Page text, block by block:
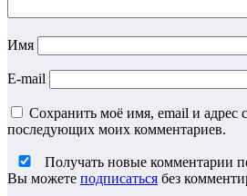
Имя
E-mail
Сохранить моё имя, email и адрес
последующих моих комментариев.
Получать новые комментарии
Вы можете подписаться без